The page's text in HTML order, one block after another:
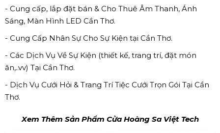
- Cung cấp, lắp đặt bán & Cho Thuê Âm Thanh, Ánh
Sáng, Màn Hình LED Cần Thơ.
- Cung Cấp Nhân Sự Cho Sự Kiện tại Cần Thơ.
- Các Dịch Vụ Về Sự Kiện (thiết kế, trang trí, đặt món
ăn,..vv) Tại Cần Thơ.
- Dịch Vụ Cưới Hỏi & Trang Trí Tiệc Cưới Trọn Gói Tại Cần
Thơ.
Xem Thêm Sản Phẩm Cửa Hoàng Sa Việt Tech